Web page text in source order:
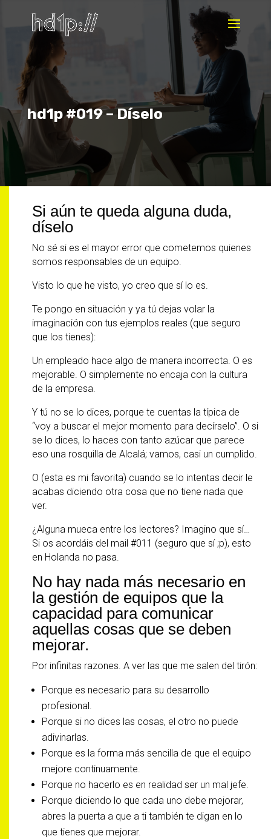
hd1p #019 – Díselo
Si aún te queda alguna duda,
díselo
­No sé si es el mayor error que cometemos quienes
somos responsables de un equipo.
Visto lo que he visto, yo creo que sí lo es.
Te pongo en situación y ya tú dejas volar la
imaginación con tus ejemplos reales (que seguro
que los tienes):
Un empleado hace algo de manera incorrecta. O es
mejorable. O simplemente no encaja con la cultura
de la empresa.
Y tú no se lo dices, porque te cuentas la típica de
“voy a buscar el mejor momento para decírselo”. O si
se lo dices, lo haces con tanto azúcar que parece
eso una rosquilla de Alcalá; vamos, casi un cumplido.
O (esta es mi favorita) cuando se lo intentas decir le
acabas diciendo otra cosa que no tiene nada que
ver.
¿Alguna mueca entre los lectores? Imagino que sí…
Si os acordáis del mail #011 (seguro que sí ;p), esto
en Holanda no pasa.
No hay nada más necesario en
la gestión de equipos que la
capacidad para comunicar
aquellas cosas que se deben
mejorar.
Por infinitas razones. A ver las que me salen del tirón:
Porque es necesario para su desarrollo
profesional.
Porque si no dices las cosas, el otro no puede
adivinarlas.
Porque es la forma más sencilla de que el equipo
mejore continuamente.
Porque no hacerlo es en realidad ser un mal jefe.
Porque diciendo lo que cada uno debe mejorar,
abres la puerta a que a ti también te digan en lo
que tienes que mejorar.